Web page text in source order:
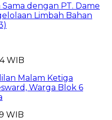
dengan PT. Dame
Limbah Bahan
WIB
Malam Ketiga
Warga Blok 6
WIB